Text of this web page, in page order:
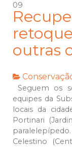
09
outras
Seguem os
equipes da
locais da
Portinari
Celestino